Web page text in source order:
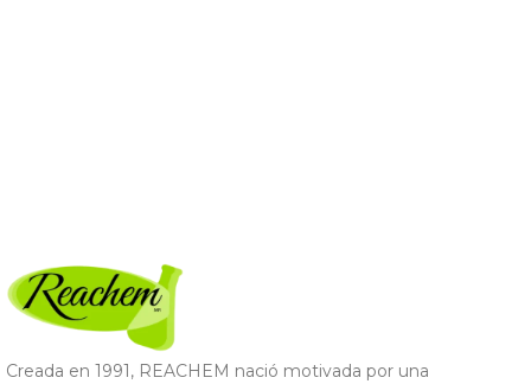
Creada en 1991, REACHEM nació motivada por una